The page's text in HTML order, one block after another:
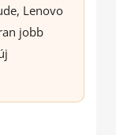
Lenovo
jobb